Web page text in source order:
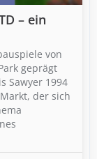
– ein
von
geprägt
Sawyer 1994
der sich